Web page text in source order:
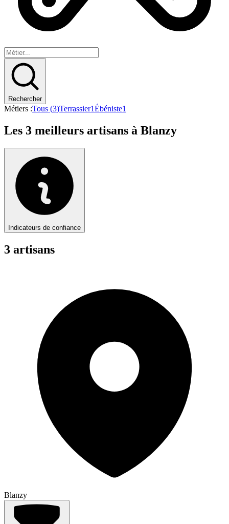
Rechercher
Métiers :Tous (3)Terrassier1Ébéniste1
Les 3 meilleurs artisans à Blanzy
Indicateurs de confiance
3 artisans
Blanzy